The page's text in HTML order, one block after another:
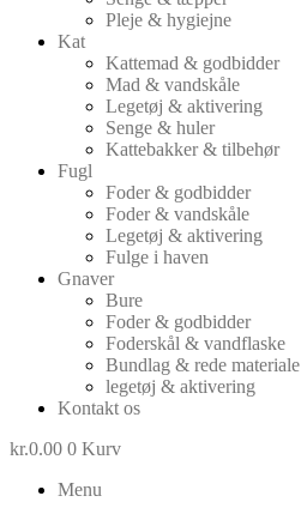
Pleje & hygiejne
Kat
Kattemad & godbidder
Mad & vandskåle
Legetøj & aktivering
Senge & huler
Kattebakker & tilbehør
Fugl
Foder & godbidder
Foder & vandskåle
Legetøj & aktivering
Fulge i haven
Gnaver
Bure
Foder & godbidder
Foderskål & vandflaske
Bundlag & rede materiale
legetøj & aktivering
Kontakt os
kr.0.00 0 Kurv
Menu